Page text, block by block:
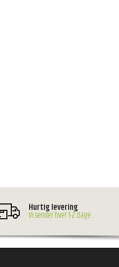
Hurtig levering
Vi sender hver 1-2 dage